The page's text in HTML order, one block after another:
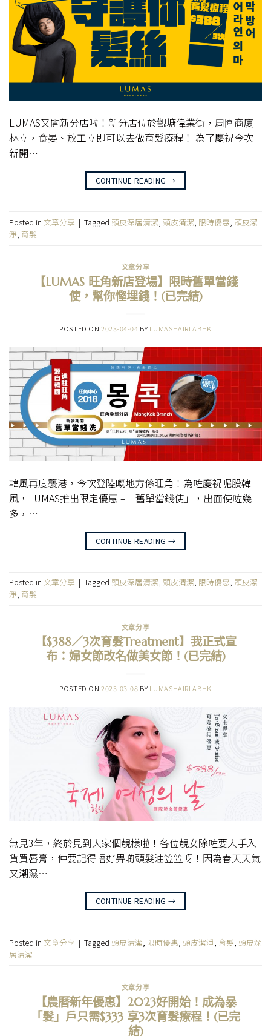
LUMAS又開新分店啦！新分店位於觀塘偉業街，周圍商廈
林立，食晏、放工立即可以去做育髮療程！ 為了慶祝今次
新開…
CONTINUE READING →
Posted in 文章分享 | Tagged 頭皮深層清潔 頭皮清潔 限時優惠 頭皮潔
淨 育髮
文章分享
【LUMAS 旺角新店登場】限時舊單當錢
使，幫你慳埋錢！(已完結)
POSTED ON 2023-04-04 BYLUMASHAIRLABHK
韓風再度襲港，今次登陸嘅地方係旺角！為咗慶祝呢股韓
風，LUMAS推出限定優惠 –「舊單當錢使」，出面使咗幾
多，…
CONTINUE READING →
Posted in 文章分享 | Tagged 頭皮深層清潔, 頭皮清潔, 限時優惠, 頭皮潔
淨, 育髮
文章分享
【$388／3次育髮Treatment】我正式宣
布：婦女節改名做美女節！(已完結)
POSTED ON 2023-03-08 BYLUMASHAIRLABHK
無見3年，終於見到大家個靚樣啦！各位靚女除咗要大手入
貨買唇膏，仲要記得唔好畀啲頭髮油笠笠呀！因為春天天氣
又潮濕…
CONTINUE READING →
Posted in 文章分享 | Tagged 頭皮清潔 限時優惠 頭皮潔淨 育髮 頭皮深
層清潔
文章分享
【農曆新年優惠】2023好開始！成為暴
「髮」戶只需$333 享3次育髮療程！(已完
結)